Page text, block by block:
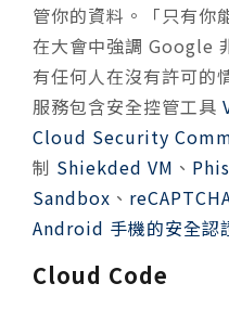
管你的資料。「只有你
在大會中強調 Google
有任何人在沒有許可的
服務包含安全控管工具
Cloud Security
制 Shiekded VM 、
Sandbox 、
Android 手機的安全認
Cloud Code